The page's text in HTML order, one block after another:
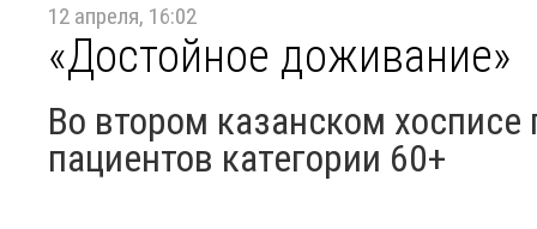
12 апреля, 16:02
«Достойное доживание»
Во втором казанском
пациентов категории 60+